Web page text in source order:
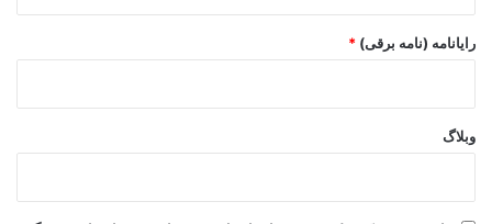
رایانامه (نامه برقی) *
وبلاگ